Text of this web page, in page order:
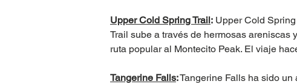
Upper Cold Spring Trail: Upper Cold
Trail sube a través de hermosas areniscas
ruta popular al Montecito Peak. El viaje
Tangerine Falls:Tangerine Falls ha sido